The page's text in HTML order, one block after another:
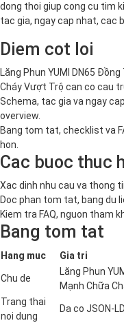
dong thoi giup cong cu tim
tac gia, ngay cap nhat, cac
Diem cot loi
Lăng Phun YUMI DN65
Cháy Vượt Trộ can co cau
Schema, tac gia va ngay
overview.
Bang tom tat, checklist va
hon.
Cac buoc thuc
Xac dinh nhu cau va thong
Doc phan tom tat, bang du
Kiem tra FAQ, nguon tham
Bang tom tat
Hang muc Gia tri
Chu de
Lăng Phun
Mạnh Chữa
Trang thai
noi dung
Da co JSON-